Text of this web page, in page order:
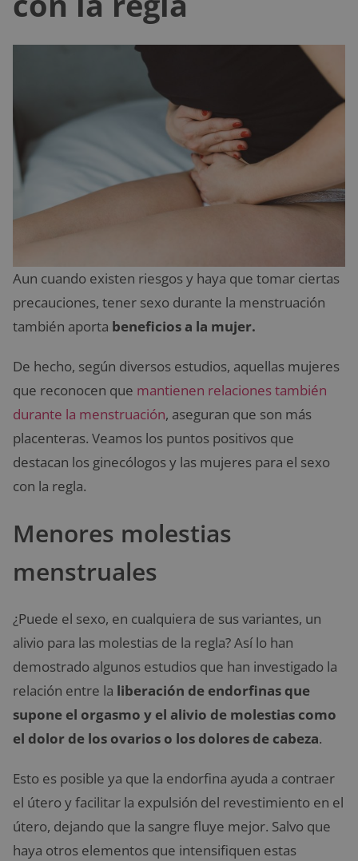
Aun cuando existen riesgos y haya que tomar ciertas
precauciones, tener sexo durante la menstruación
también aporta beneficios a la mujer.
De hecho, según diversos estudios, aquellas mujeres
que reconocen que mantienen relaciones también
durante la menstruación, aseguran que son más
placenteras. Veamos los puntos positivos que
destacan los ginecólogos y las mujeres para el sexo
con la regla.
Menores molestias
menstruales
¿Puede el sexo, en cualquiera de sus variantes, un
alivio para las molestias de la regla? Así lo han
demostrado algunos estudios que han investigado la
relación entre la liberación de endorfinas que
supone el orgasmo y el alivio de molestias como
el dolor de los ovarios o los dolores de cabeza.
Esto es posible ya que la endorfina ayuda a contraer
el útero y facilitar la expulsión del revestimiento en el
útero, dejando que la sangre fluye mejor. Salvo que
haya otros elementos que intensifiquen estas